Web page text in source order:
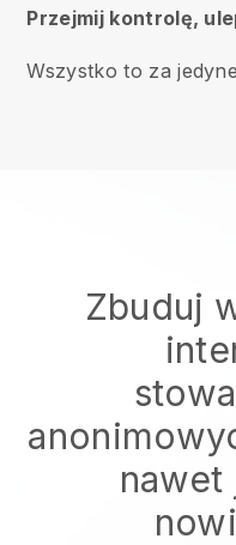
Przejmij kontrolę,
Wszystko to za jedyne
Zbuduj
nawet